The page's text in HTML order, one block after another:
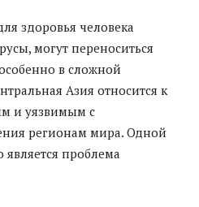
здоровья человека
могут переноситься
в сложной
Азия относится к
и уязвимым с
регионам мира. Одной
проблема